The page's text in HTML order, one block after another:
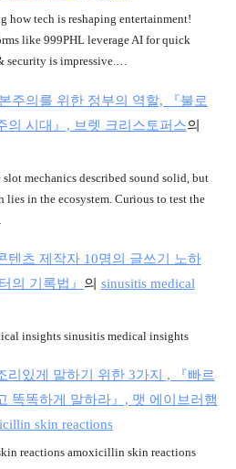
how tech is reshaping entertainment!
like 999PHL leverage AI for quick
security is impressive.…
주의를 위한 정부의 역할, 『불로
의 시대』, 브렛 크리스토퍼스의
slot mechanics described sound solid, but
lies in the ecosystem. Curious to test the
텐츠 제작자 10명의 글쓰기 노하
의 기록법』 의 sinusitis medical
insights sinusitis medical insights
리있게 말하기 위한 3가지 , 『빠르
똑똑하게 말하라』, 맷 에이브러햄
skin reactions
reactions amoxicillin skin reactions